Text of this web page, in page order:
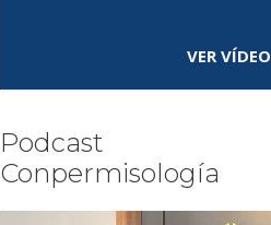
VER VÍDEO
Podcast
Conpermisología